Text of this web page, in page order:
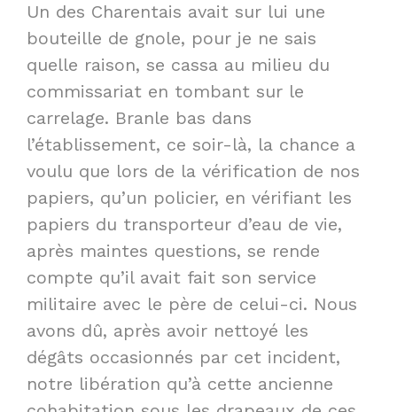
Un des Charentais avait sur lui une
bouteille de gnole, pour je ne sais
quelle raison, se cassa au milieu du
commissariat en tombant sur le
carrelage. Branle bas dans
l’établissement, ce soir-là, la chance a
voulu que lors de la vérification de nos
papiers, qu’un policier, en vérifiant les
papiers du transporteur d’eau de vie,
après maintes questions, se rende
compte qu’il avait fait son service
militaire avec le père de celui-ci. Nous
avons dû, après avoir nettoyé les
dégâts occasionnés par cet incident,
notre libération qu’à cette ancienne